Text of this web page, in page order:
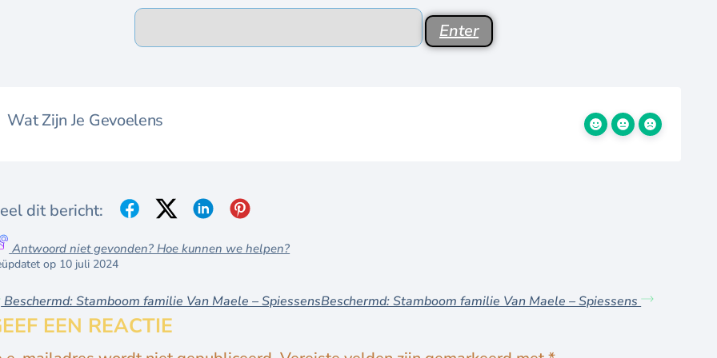
Wat Zijn Je Gevoelens
dit bericht:
Antwoord niet gevonden? Hoe kunnen we helpen?
op 10 juli 2024
Beschermd: Stamboom familie Van Maele – SpiessensBeschermd: Stamboom familie Van Maele – Spiessens
EEN REACTIE